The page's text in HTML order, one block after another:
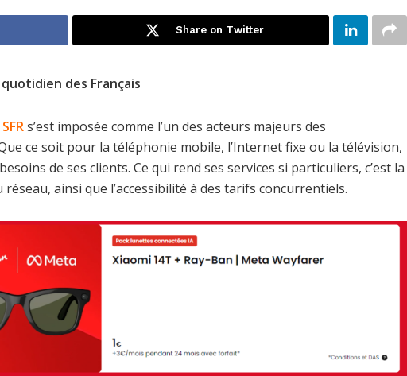
Share on Twitter
des Français
SFRs’est imposée comme l’un des acteurs majeurs des
ce soit pour la téléphonie mobile, l’Internet fixe ou la télévision,
de ses clients. Ce qui rend ses services si particuliers, c’est la
ainsi que l’accessibilité à des tarifs concurrentiels.